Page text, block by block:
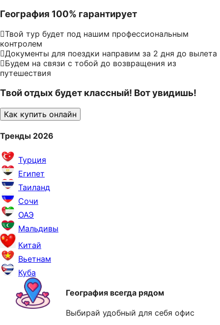
География 100% гарантирует
Твой тур будет под нашим профессиональным
контролем
Документы для поездки направим за 2 дня до вылета
Будем на связи с тобой до возвращения из
путешествия
Твой отдых будет классный! Вот увидишь!
Как купить онлайн
Тренды 2026
Турция
Египет
Таиланд
Сочи
ОАЭ
Мальдивы
Китай
Вьетнам
Куба
География всегда рядом
Выбирай удобный для себя офис